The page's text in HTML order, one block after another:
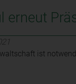
erneut
ist